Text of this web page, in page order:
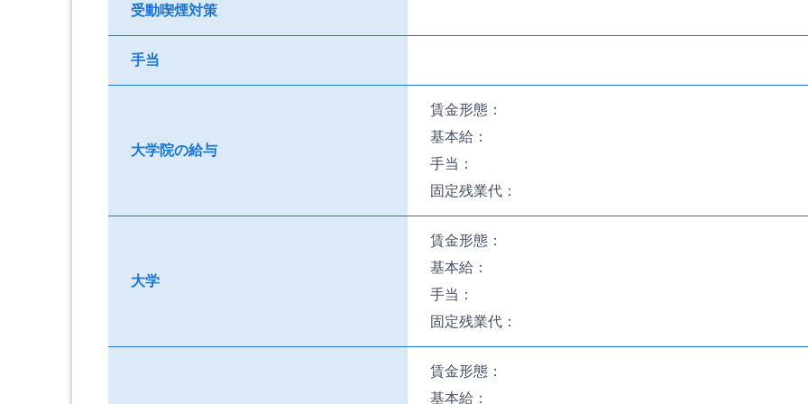
受動喫煙対策
手当
大学院の給与
賃金形態：
基本給：
手当：
固定残業代：
大学
賃金形態：
基本給：
手当：
固定残業代：
賃金形態：
基本給：